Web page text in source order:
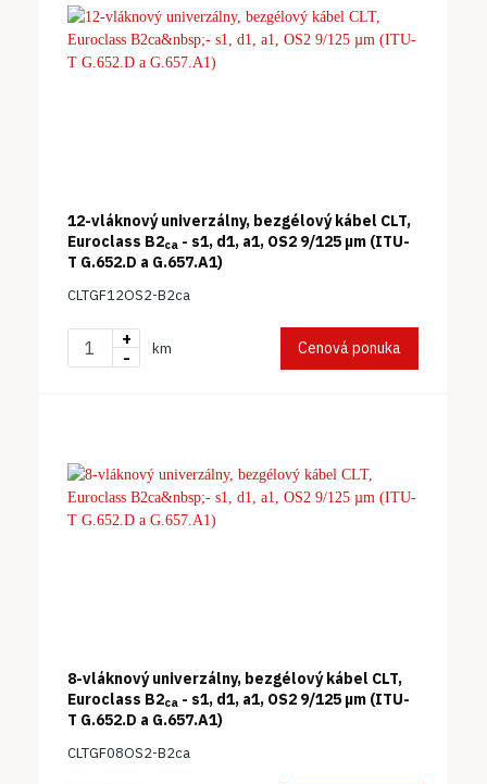
12-vláknový univerzálny, bezgélový kábel CLT,
Euroclass B2ca - s1, d1, a1, OS2 9/125 µm (ITU-
T G.652.D a G.657.A1)
CLTGF12OS2-B2ca
+
-
km Cenová ponuka
8-vláknový univerzálny, bezgélový kábel CLT,
Euroclass B2ca - s1, d1, a1, OS2 9/125 µm (ITU-
T G.652.D a G.657.A1)
CLTGF08OS2-B2ca